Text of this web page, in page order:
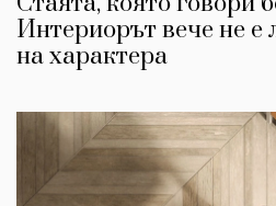
Интериорът вече не е
на характера